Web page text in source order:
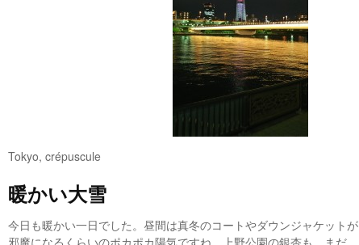
Tokyo, crépuscule
暖かい大雪
今日も暖かい一日でした。昼間は真冬のコートやダウンジャケットが
邪魔になるくらいのポカポカ陽気ですね。上野公園の銀杏も、まだ